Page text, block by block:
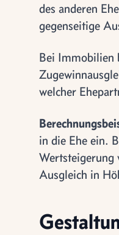
des anderen
gegenseitige
Bei Immobilien
welcher
in die Ehe ein.
Ausgleich in